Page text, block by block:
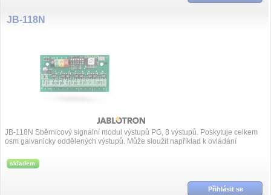
JB-118N
JB-118N Sběrnicový signální modul výstupů PG, 8 výstupů. Poskytuje celkem
osm galvanicky oddělených výstupů. Může sloužit například k ovládání
skladem
Přihlásit se